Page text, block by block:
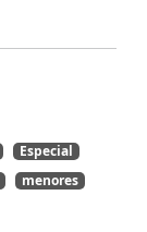
Especial
menores